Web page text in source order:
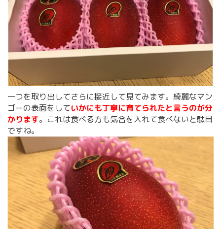
一つを取り出してさらに接近して見てみます。綺麗なマン
ゴーの表面をしていかにも丁寧に育てられたと言うのが分
かります。これは食べる方も気合を入れて食べないと駄目
ですね。